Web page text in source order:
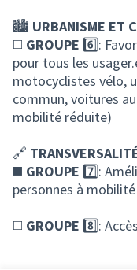
🏙️ URBANISME ET
◻️ GROUPE 6️⃣:
pour tous les
motocyclistes vélo,
commun, voitures
mobilité réduite)
🔗
◼️ GROUPE 7️⃣:
personnes à
◻️ GROUPE 8️⃣: